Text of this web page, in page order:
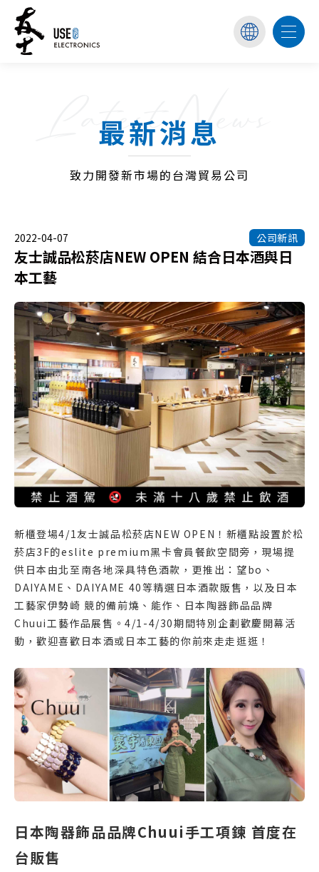
Latest News
最新消息
致力開發新市場的台灣貿易公司
2022-04-07 公司新訊
友士誠品松菸店NEW OPEN 結合日本酒與日
本工藝
新櫃登場4/1友士誠品松菸店NEW OPEN！新櫃點設置於松
菸店3F的eslite premium黑卡會員餐飲空間旁，現場提
供日本由北至南各地深具特色酒款，更推出：望bo、
DAIYAME、DAIYAME 40等精選日本酒款販售，以及日本
工藝家伊勢崎 競的備前燒、能作、日本陶器飾品品牌
Chuui工藝作品展售。4/1-4/30期間特別企劃歡慶開幕活
動，歡迎喜歡日本酒或日本工藝的你前來走走逛逛！
日本陶器飾品品牌Chuui手工項鍊 首度在
台販售